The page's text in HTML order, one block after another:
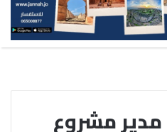
مدير مشروع